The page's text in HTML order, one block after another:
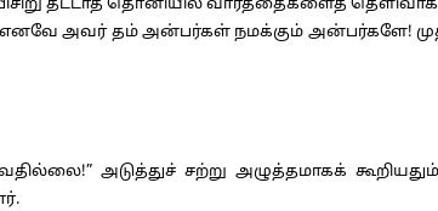
தட்டாத தொனியில் வார்த்தைகளைத்
எனவே அவர் தம் அன்பர்கள் நமக்கும் அன்பர்களே!
அடுத்துச் சற்று அழுத்தமாகக்